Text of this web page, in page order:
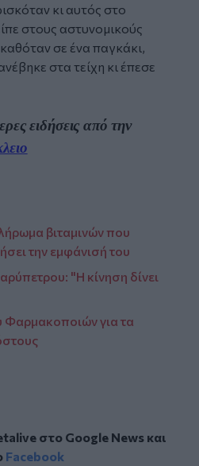
κι αυτός στο
στους αστυνομικούς
σε ένα παγκάκι,
στα τείχη κι έπεσε
ειδήσεις από την
βιταμινών που
την εμφάνισή του
"H κίνηση δίνει
για τα
στο Google Newsκαι
Facebook